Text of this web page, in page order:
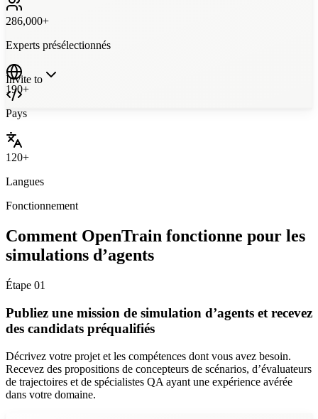
Invite to
Custom Tools
286,000+
Experts présélectionnés
190+
Pays
120+
Langues
Fonctionnement
Comment OpenTrain fonctionne pour les
simulations d’agents
Étape 01
Publiez une mission de simulation d’agents et recevez
des candidats préqualifiés
Décrivez votre projet et les compétences dont vous avez besoin.
Recevez des propositions de concepteurs de scénarios, d’évaluateurs
de trajectoires et de spécialistes QA ayant une expérience avérée
dans votre domaine.